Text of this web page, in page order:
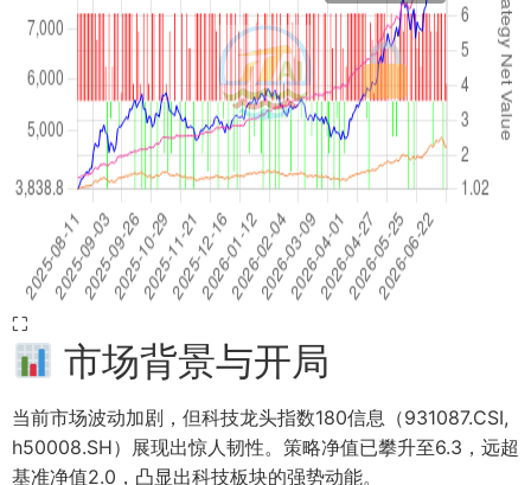
⛶
市场背景与开局
当前市场波动加剧，但科技龙头指数180信息（931087.CSI,
h50008.SH）展现出惊人韧性。策略净值已攀升至6.3，远超
基准净值2.0，凸显出科技板块的强势动能。